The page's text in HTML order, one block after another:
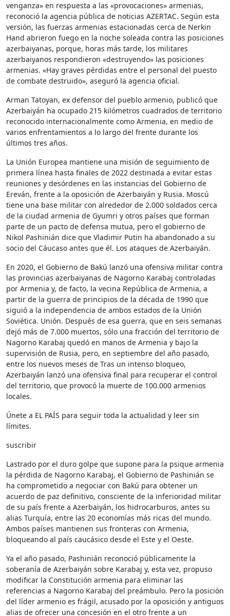
venganza» en respuesta a las «provocaciones» armenias,
reconoció la agencia pública de noticias AZERTAC. Según esta
versión, las fuerzas armenias estacionadas cerca de Nerkin
Hand abrieron fuego en la noche soleada contra las posiciones
azerbaiyanas, porque, horas más tarde, los militares
azerbaiyanos respondieron «destruyendo» las posiciones
armenias. «Hay graves pérdidas entre el personal del puesto
de combate destruido», aseguró la agencia oficial.
Arman Tatoyan, ex defensor del pueblo armenio, publicó que
Azerbaiyán ha ocupado 215 kilómetros cuadrados de territorio
reconocido internacionalmente como Armenia, en medio de
varios enfrentamientos a lo largo del frente durante los
últimos tres años.
La Unión Europea mantiene una misión de seguimiento de
primera línea hasta finales de 2022 destinada a evitar estas
reuniones y desórdenes en las instancias del Gobierno de
Ereván, frente a la oposición de Azerbaiyán y Rusia. Moscú
tiene una base militar con alrededor de 2.000 soldados cerca
de la ciudad armenia de Gyumri y otros países que forman
parte de un pacto de defensa mutua, pero el gobierno de
Nikol Pashinián dice que Vladimir Putin ha abandonado a su
socio del Cáucaso antes que él. Los ataques de Azerbaiyán.
En 2020, el Gobierno de Bakú lanzó una ofensiva militar contra
las provincias azerbaiyanas de Nagorno Karabaj controladas
por Armenia y, de facto, la vecina República de Armenia, a
partir de la guerra de principios de la década de 1990 que
siguió a la independencia de ambos estados de la Unión
Soviética. Unión. Después de esa guerra, que en seis semanas
dejó más de 7.000 muertos, sólo una fracción del territorio de
Nagorno Karabaj quedó en manos de Armenia y bajo la
supervisión de Rusia, pero, en septiembre del año pasado,
entre los nuevos meses de Tras un intenso bloqueo,
Azerbaiyán lanzó una ofensiva final para recuperar el control
del territorio, que provocó la muerte de 100.000 armenios
locales.
Únete a EL PAÍS para seguir toda la actualidad y leer sin
límites.
suscribir
Lastrado por el duro golpe que supone para la psique armenia
la pérdida de Nagorno Karabaj, el Gobierno de Pashinián se
ha comprometido a negociar con Bakú para obtener un
acuerdo de paz definitivo, consciente de la inferioridad militar
de su país frente a Azerbaiyán, los hidrocarburos, antes su
alias Turquía, entre las 20 economías más ricas del mundo.
Ambos países mantienen sus fronteras con Armenia,
bloqueando al país caucásico desde el Este y el Oeste.
Ya el año pasado, Pashinián reconoció públicamente la
soberanía de Azerbaiyán sobre Karabaj y, esta vez, propuso
modificar la Constitución armenia para eliminar las
referencias a Nagorno Karabaj del preámbulo. Pero la posición
del líder armenio es frágil, acusado por la oposición y antiguos
alias de ofrecer una concesión en el otro frente a un